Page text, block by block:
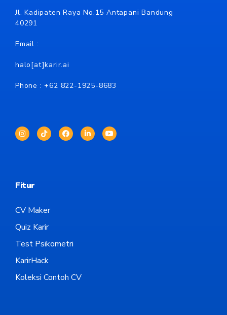
Jl. Kadipaten Raya No.15 Antapani Bandung
40291
Email :
halo[at]karir.ai
Phone : +62 822-1925-8683
Fitur
CV Maker
Quiz Karir
Test Psikometri
KarirHack
Koleksi Contoh CV